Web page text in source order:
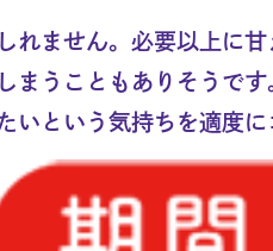
れません。必要以上に
まうこともありそうで
いという気持ちを適度に